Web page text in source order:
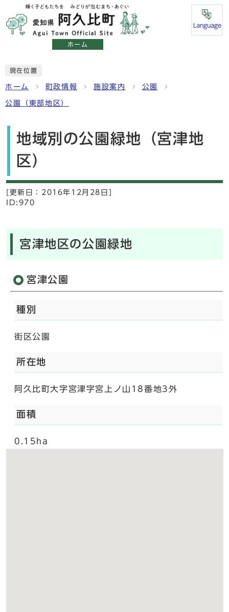
ホーム
Language
現在位置
ホーム 町政情報 施設案内 公園
公園（東部地区）
地域別の公園緑地（宮津地
区）
[更新日： 2016年12月28日]
ID:970
宮津地区の公園緑地
宮津公園
種別
街区公園
所在地
阿久比町大字宮津字宮上ノ山18番地3外
面積
0.15ha